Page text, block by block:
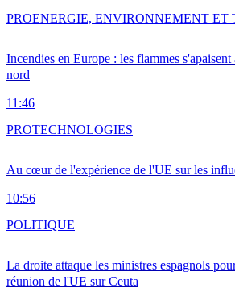
Incendies en Europe : les flammes
nord
11:46
PROENERGIE, ENVIRONNEMENT ET
Au cœur de l'expérience de l'UE sur les
10:56
PROTECHNOLOGIES
La droite attaque les ministres espagnols
réunion de l'UE sur Ceuta
POLITIQUE